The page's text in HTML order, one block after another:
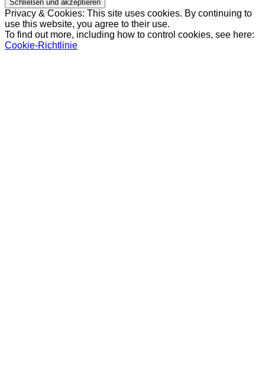
Privacy & Cookies: This site uses cookies. By continuing to
use this website, you agree to their use.
To find out more, including how to control cookies, see here:
Cookie-Richtlinie